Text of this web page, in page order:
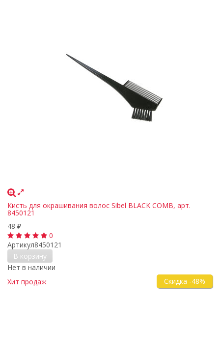
Кисть для окрашивания волос Sibel BLACK COMB, арт.
8450121
48 ₽
0
Артикул8450121
В корзину
Нет в наличии
Хит продаж
Скидка -48%